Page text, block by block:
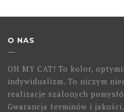
O NAS
OH MY CAT! To kolor,
indywidualizm. To niczym
realizacje szalonych
Gwarancja terminów i